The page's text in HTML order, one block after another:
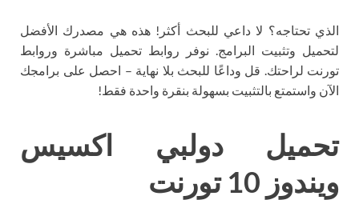
الذي تحتاجه؟ لا داعي للبحث أكثر! هذه هي مصدرك الأفضل
لتحميل وتثبيت البرامج. نوفر روابط تحميل مباشرة وروابط
تورنت لراحتك. قل وداعًا للبحث بلا نهاية – احصل على برامجك
الآن واستمتع بالتثبيت بسهولة بنقرة واحدة فقط!
تحميل دولبي اكسيس
ويندوز 10 تورنت